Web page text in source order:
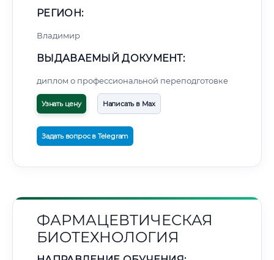
РЕГИОН:
Владимир
ВЫДАВАЕМЫЙ ДОКУМЕНТ:
диплом о профессиональной переподготовке
Узнать цену Написать в Max
Задать вопрос в Telegram
ФАРМАЦЕВТИЧЕСКАЯ
БИОТЕХНОЛОГИЯ